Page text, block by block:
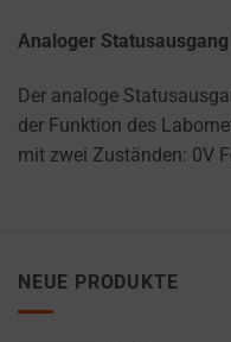
Analoger
Der analoge
der Funktion des
mit zwei Zuständen: 0V
NEUE PRODUKTE